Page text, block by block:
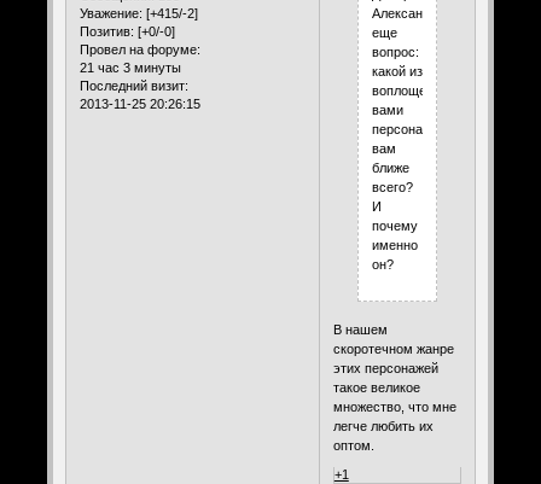
Уважение: [+415/-2]
Позитив: [+0/-0]
Провел на форуме:
21 час 3 минуты
Последний визит:
2013-11-25 20:26:15
Александрович,
еще
вопрос:
какой из
воплощенных
вами
персонажей
вам
ближе
всего?
И
почему
именно
он?
В нашем
скоротечном жанре
этих персонажей
такое великое
множество, что мне
легче любить их
оптом.
+1